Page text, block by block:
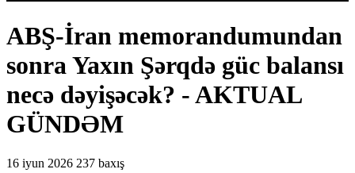
ABŞ-İran memorandumundan
sonra Yaxın Şərqdə güc balansı
necə dəyişəcək? - AKTUAL
GÜNDƏM
16 iyun 2026 237 baxış